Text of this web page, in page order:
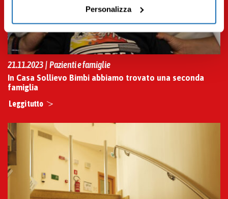
seleziona “ACCETTA TUTTI”, se vuoi abilitare o
disabilitare soltanto determinate categorie di cookies
seleziona “PERSONALIZZA”. Per maggiori informazioni
e modificare le tue preferenze vai alla nostracookie
policy.
Personalizza
21.11.2023 | Pazienti e famiglie
In Casa Sollievo Bimbi abbiamo trovato una seconda
famiglia
Leggi tutto